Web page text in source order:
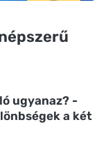
ugyanaz? -
a két